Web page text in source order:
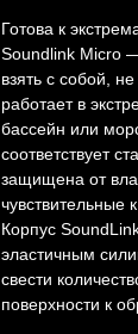
Готова к
Soundlink Micro
взять с собой,
работает в
бассейн или
соответствует
защищена от
чувствительные
Корпус
эластичным
свести
поверхности к